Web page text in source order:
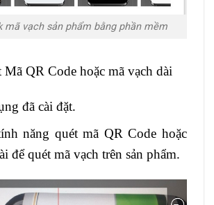
mã vạch sản phẩm bằng phần mềm
QR Code hoặc mã vạch dài
đã cài đặt.
năng quét mã QR Code hoặc
để quét mã vạch trên sản phẩm.